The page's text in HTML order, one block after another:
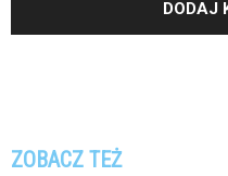
ZOBACZ TEŻ